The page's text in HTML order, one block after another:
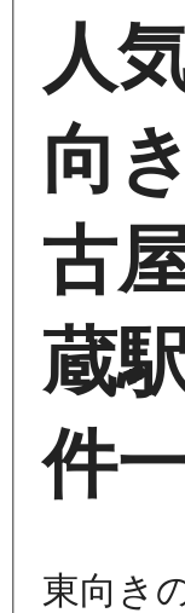
人
向き
古
蔵
件
東向き